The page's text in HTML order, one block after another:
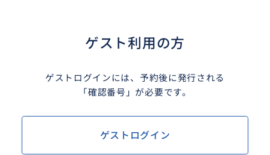
ゲスト利用の方
ゲストログインには、予約後に発行される
「確認番号」が必要です。
ゲストログイン